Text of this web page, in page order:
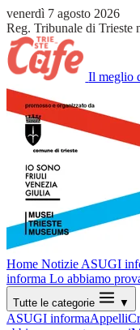
venerdì 7 agosto 2026
Reg. Tribunale di Trieste
Il meglio
Home Notizie ASUGI
informa Lo abbiamo
Tutte le categorie ▼
ASUGI informaAppelli